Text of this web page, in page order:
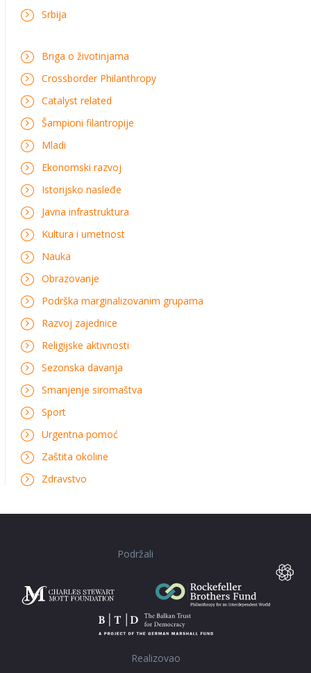
Srbija
Briga o životinjama
Crossborder Philanthropy
Catalyst related
Šampioni filantropije
Mladi
Ekonomski razvoj
Istorijsko nasleđe
Javna infrastruktura
Kultura i umetnost
Nauka
Obrazovanje
Podrška marginalizovanim grupama
Razvoj zajednice
Religijske aktivnosti
Sezonska davanja
Smanjenje siromaštva
Sport
Urgentna pomoć
Zaštita okoline
Zdravstvo
Podržali
Realizovao